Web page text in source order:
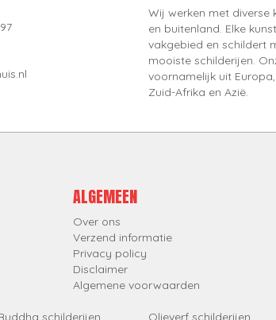
Wij werken met diverse
en buitenland. Elke
vakgebied en schildert
mooiste schilderijen.
voornamelijk uit
Zuid-Afrika en Azië.
ALGEMEEN
Over ons
Verzend informatie
Privacy policy
Disclaimer
Algemene voorwaarden
schilderijen Olieverf schilderijen